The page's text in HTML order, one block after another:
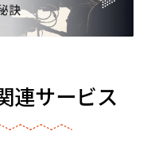
連サービス